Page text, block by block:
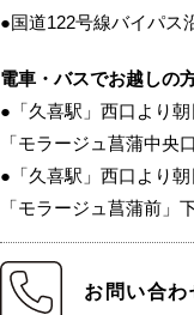
●国道122号線バイパス
電車・バスでお越しの
●「久喜駅」西口より朝
「モラージュ菖蒲中央
●「久喜駅」西口より
「モラージュ菖蒲前」
お問い合わ